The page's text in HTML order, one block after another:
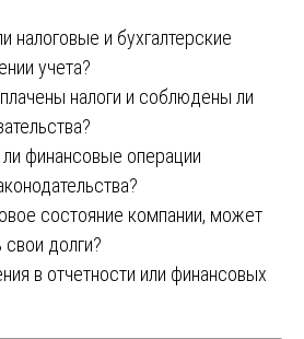
налоговые и бухгалтерские
учета?
налоги и соблюдены ли
финансовые операции
состояние компании, может
свои долги?
в отчетности или финансовых